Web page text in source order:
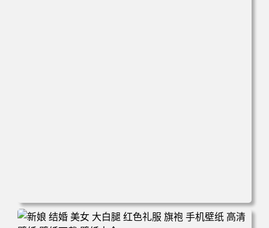
电脑壁纸 心态好 情绪好 身体好 运气就好 手机壁纸 高清壁